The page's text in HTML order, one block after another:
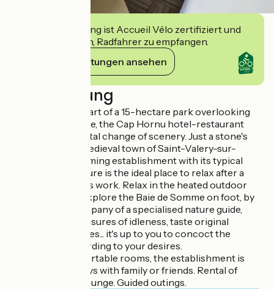
Diese Einrichtung ist Accueil Vélo zertifiziert und
verpflichtet sich, Radfahrer zu empfangen.
Ihre Verpflichtungen ansehen
Beschreibung
Nestling in the heart of a 15-hectare park overlooking
the Baie de Somme, the Cap Hornu hotel-restaurant
promises you a total change of scenery. Just a stone's
throw from the medieval town of Saint-Valery-sur-
Somme, this charming establishment with its typical
Picardy architecture is the ideal place to relax after a
long day or a year's work. Relax in the heated outdoor
swimming pool, explore the Baie de Somme on foot, by
bike or in the company of a specialised nature guide,
indulge in the pleasures of idleness, taste original
regional specialities... it's up to you to concoct the
programme according to your desires.
With its 90 comfortable rooms, the establishment is
perfect for holidays with family or friends. Rental of
private room or lounge. Guided outings.